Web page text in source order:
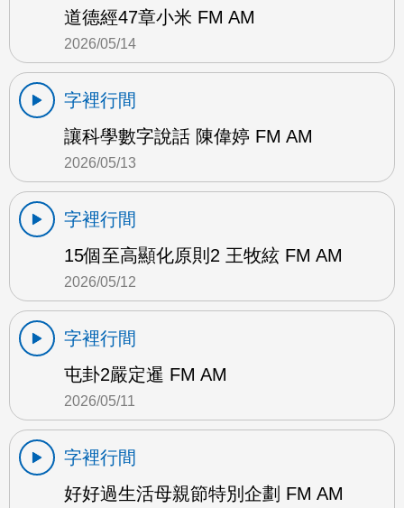
道德經47章小米 FM AM
2026/05/14
字裡行間
讓科學數字說話 陳偉婷 FM AM
2026/05/13
字裡行間
15個至高顯化原則2 王牧絃 FM AM
2026/05/12
字裡行間
屯卦2嚴定暹 FM AM
2026/05/11
字裡行間
好好過生活母親節特別企劃 FM AM